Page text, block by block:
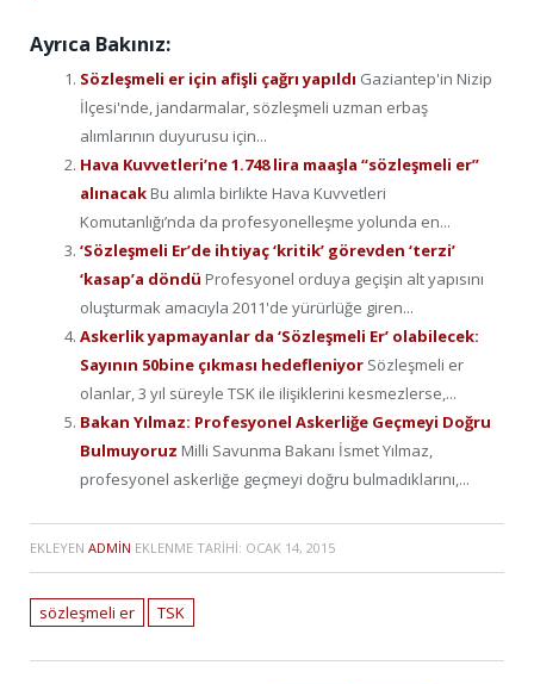
Ayrıca Bakınız:
Sözleşmeli er için afişli çağrı yapıldı Gaziantep'in Nizip
İlçesi'nde, jandarmalar, sözleşmeli uzman erbaş
alımlarının duyurusu için...
Hava Kuvvetleri’ne 1.748 lira maaşla “sözleşmeli er”
alınacak Bu alımla birlikte Hava Kuvvetleri
Komutanlığı’nda da profesyonelleşme yolunda en...
‘Sözleşmeli Er’de ihtiyaç ‘kritik’ görevden ‘terzi’
‘kasap’a döndü Profesyonel orduya geçişin alt yapısını
oluşturmak amacıyla 2011'de yürürlüğe giren...
Askerlik yapmayanlar da ‘Sözleşmeli Er’ olabilecek:
Sayının 50bine çıkması hedefleniyor Sözleşmeli er
olanlar, 3 yıl süreyle TSK ile ilişiklerini kesmezlerse,...
Bakan Yılmaz: Profesyonel Askerliğe Geçmeyi Doğru
Bulmuyoruz Milli Savunma Bakanı İsmet Yılmaz,
profesyonel askerliğe geçmeyi doğru bulmadıklarını,...
EKLEYEN ADMIN EKLENME TARIHI: OCAK 14, 2015
sözleşmeli er TSK